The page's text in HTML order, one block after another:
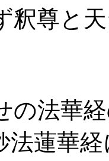
釈尊と
法華
法蓮華